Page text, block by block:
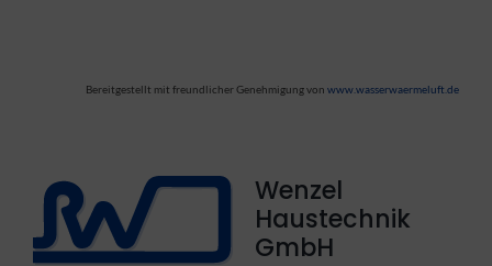
Bereitgestellt mit freundlicher Genehmigung vonwww.wasserwaermeluft.de
Wenzel
Haustechnik
GmbH